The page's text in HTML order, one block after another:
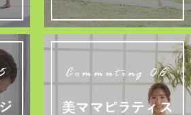
Commuting 06
美ママピラティス